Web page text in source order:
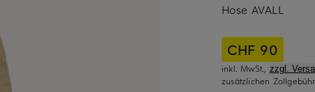
Hose AVALL
CHF 90
inkl. MwSt., zzgl.
zusätzlichen